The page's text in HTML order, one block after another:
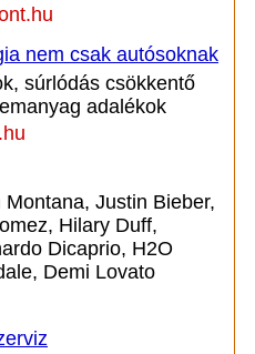
nem csak autósoknak
súrlódás csökkentő
adalékok
Justin Bieber,
Hilary Duff,
Dicaprio, H2O
Demi Lovato